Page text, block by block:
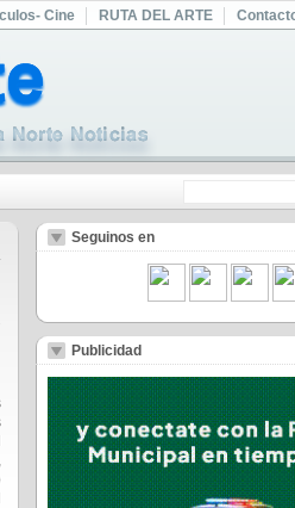
Cine RUTA DEL ARTE
Seguinos en
Publicidad